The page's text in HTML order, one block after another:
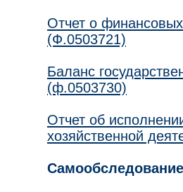
Отчет о
(Ф.0503721)
Баланс
(ф.0503730)
Отчет об
хозяйственной